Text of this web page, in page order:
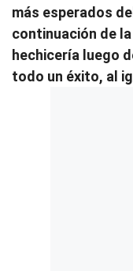
más esperados
continuación de
hechicería luego
todo un éxito, al